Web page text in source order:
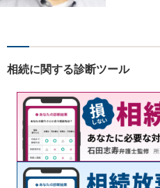
相続に関する診断ツール